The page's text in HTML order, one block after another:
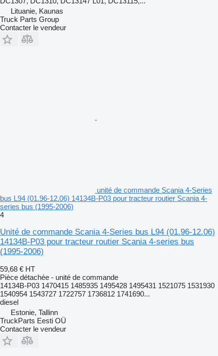
Lituanie, Kaunas
Truck Parts Group
Contacter le vendeur
unité de commande Scania 4-Series
bus L94 (01.96-12.06) 14134B-P03 pour tracteur routier Scania 4-
series bus (1995-2006)
4
Unité de commande Scania 4-Series bus L94 (01.96-12.06)
14134B-P03 pour tracteur routier Scania 4-series bus
(1995-2006)
59,68 € HT
Pièce détachée - unité de commande
14134B-P03 1470415 1485935 1495428 1495431 1521075 1531930
1540954 1543727 1722757 1736812 1741690...
diesel
Estonie, Tallinn
TruckParts Eesti OÜ
Contacter le vendeur